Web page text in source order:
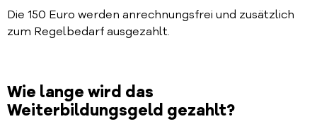
Die 150 Euro werden anrechnungsfrei und zusätzlich
zum Regelbedarf ausgezahlt.
Wie lange wird das
Weiterbildungsgeld gezahlt?